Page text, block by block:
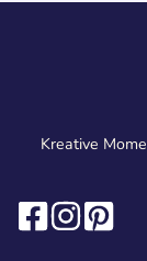
Kreative